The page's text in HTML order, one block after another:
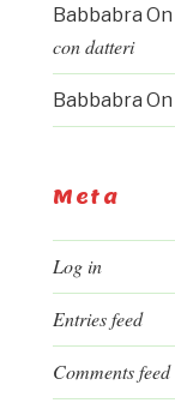
Babbabra On
con datteri
Babbabra On
Meta
Log in
Entries feed
Comments feed